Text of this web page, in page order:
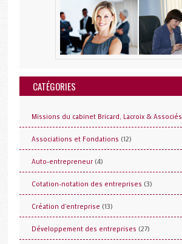
CATÉGORIES
Missions du cabinet Bricard, Lacroix & Associés
Associations et Fondations (12)
Auto-entrepreneur (4)
Cotation-notation des entreprises (3)
Création d'entreprise (13)
Développement des entreprises (27)